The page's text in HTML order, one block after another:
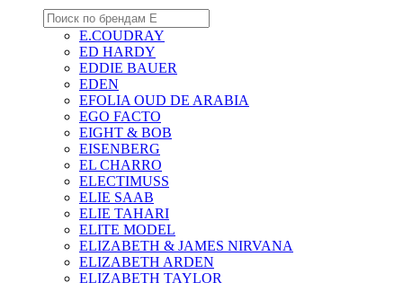
E.COUDRAY
ED HARDY
EDDIE BAUER
EDEN
EFOLIA OUD DE ARABIA
EGO FACTO
EIGHT & BOB
EISENBERG
EL CHARRO
ELECTIMUSS
ELIE SAAB
ELIE TAHARI
ELITE MODEL
ELIZABETH & JAMES NIRVANA
ELIZABETH ARDEN
ELIZABETH TAYLOR